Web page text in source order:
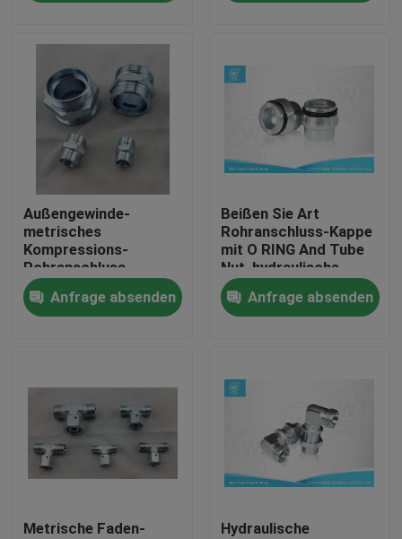
Produkte
Über uns
Qualitätskontrolle
Treten Sie mit uns in Verbindung
Fälle
Hydraulische Schlauch-Endpassstücke
hydraulische Schlauchzwingeninstallationen
Außengewinde-
metrisches
Kompressions-
Rohranschluss-
Verbindungsstück L
Reihe Eaton 1C 24
Grad
Anfrage absenden
Beißen Sie Art
Rohranschluss-Kappe
mit O RING And Tube
Nut, hydraulische
Hochdruckinstallationen
Anfrage absenden
Metrische Faden-
Hydraulische